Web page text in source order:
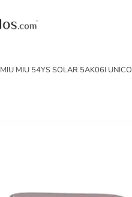
MIU MIU 54YS SOLAR 5AK06I UNICO